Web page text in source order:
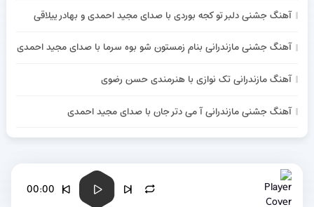
آهنگ جشنی دلبر تو کجه بوردی با صدای مجید احمدی و بهادر ییلاقی
آهنگ جشنی مازندرانی بنام زمستون شو بوه سرما با صدای مجید احمدی
آهنگ مازندرانی تک نوازی با هنرمندی حسن رضوی
آهنگ جشنی مازندرانی آ می دتر جان با صدای مجید احمدی
00:00